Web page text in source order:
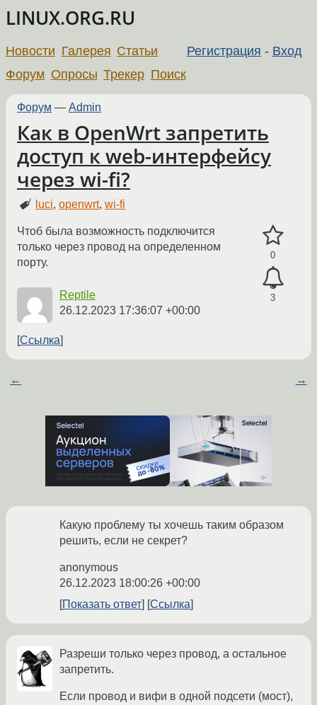
LINUX.ORG.RU
Регистрация - Вход
Новости Галерея Статьи
Форум Опросы Трекер Поиск
Форум — Admin
Как в OpenWrt запретить
доступ к web-интерфейсу
через wi-fi?
luci,openwrt,wi-fi
0
3
Чтоб была возможность подключится
только через провод на определенном
порту.
Reptile
26.12.2023 17:36:07 +00:00
Ссылка
← →
Какую проблему ты хочешь таким образом
решить, если не секрет?
anonymous
26.12.2023 18:00:26 +00:00
Показать ответ
Ссылка
Разреши только через провод, а остальное
запретить.
Если провод и вифи в одной подсети (мост),